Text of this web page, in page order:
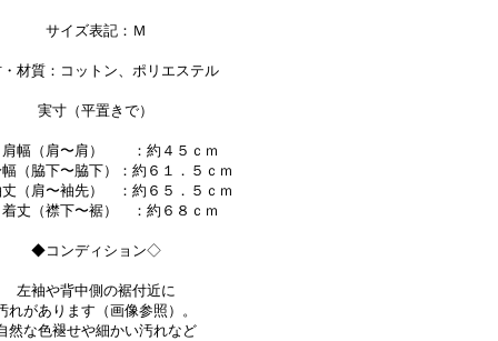
サイズ表記：Ｍ
材質：コットン、ポリエステル
実寸（平置きで）
（肩〜肩） ：約４５ｃｍ
脇下〜脇下）：約６１．５ｃｍ
肩〜袖先） ：約６５．５ｃｍ
（襟下〜裾） ：約６８ｃｍ
◆コンディション◇
左袖や背中側の裾付近に
れがあります（画像参照）。
然な色褪せや細かい汚れなど